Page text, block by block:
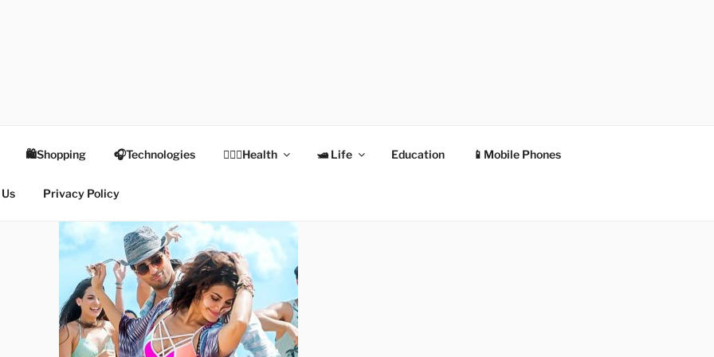
🛍Shopping 🎧Technologies 👩🏻‍⚕️Health 🛥 Life Education 📱Mobile Phones
Privacy Policy